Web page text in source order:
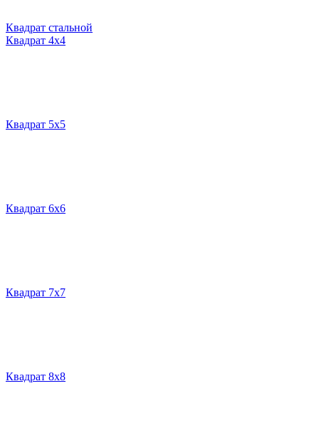
Квадрат стальной
Квадрат 4х4
Квадрат 5х5
Квадрат 6х6
Квадрат 7х7
Квадрат 8х8